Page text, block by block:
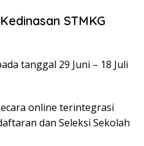
STMKG
tanggal 29 Juni – 18 Juli
online terintegrasi
dan Seleksi Sekolah